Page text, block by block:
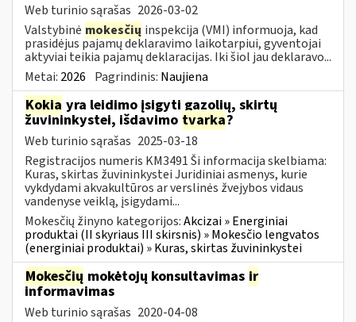
Web turinio sąrašas 2026-03-02
Valstybinė mokesčių inspekcija (VMI) informuoja, kad
prasidėjus pajamų deklaravimo laikotarpiui, gyventojai
aktyviai teikia pajamų deklaracijas. Iki šiol jau deklaravo...
Metai: 2026 Pagrindinis: Naujiena
Kokia yra leidimo įsigyti gazolių, skirtų
žuvininkystei, išdavimo tvarka?
Web turinio sąrašas 2025-03-18
Registracijos numeris KM3491 Ši informacija skelbiama:
Kuras, skirtas žuvininkystei Juridiniai asmenys, kurie
vykdydami akvakultūros ar verslinės žvejybos vidaus
vandenyse veiklą, įsigydami...
Mokesčių žinyno kategorijos:Akcizai » Energiniai
produktai (II skyriaus III skirsnis) » Mokesčio lengvatos
(energiniai produktai) » Kuras, skirtas žuvininkystei
Mokesčių mokėtojų konsultavimas ir
informavimas
Web turinio sąrašas 2020-04-08